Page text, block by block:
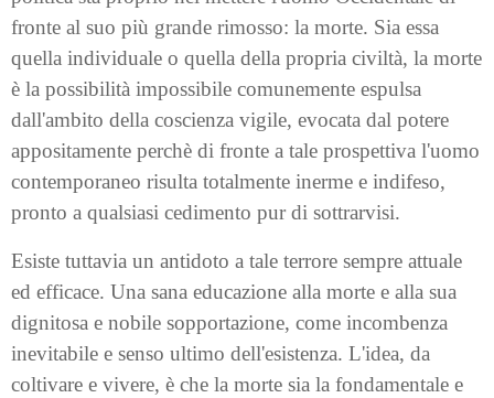
fronte al suo più grande rimosso: la morte. Sia essa
quella individuale o quella della propria civiltà, la morte
è la possibilità impossibile comunemente espulsa
dall'ambito della coscienza vigile, evocata dal potere
appositamente perchè di fronte a tale prospettiva l'uomo
contemporaneo risulta totalmente inerme e indifeso,
pronto a qualsiasi cedimento pur di sottrarvisi.
Esiste tuttavia un antidoto a tale terrore sempre attuale
ed efficace. Una sana educazione alla morte e alla sua
dignitosa e nobile sopportazione, come incombenza
inevitabile e senso ultimo dell'esistenza. L'idea, da
coltivare e vivere, è che la morte sia la fondamentale e